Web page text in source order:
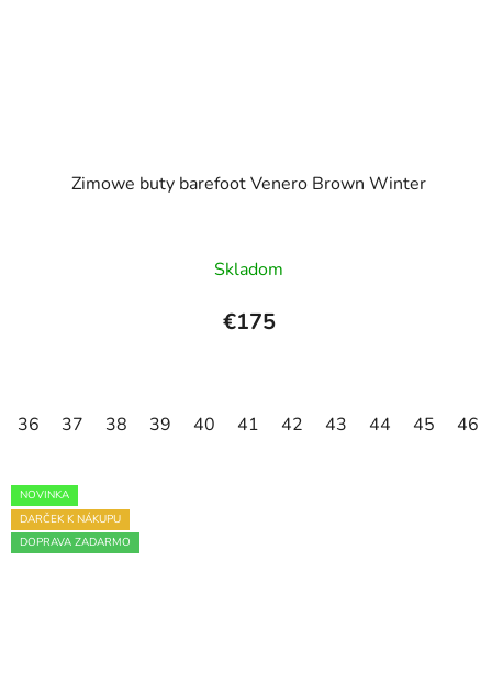
Zimowe buty barefoot Venero Brown Winter
Skladom
€175
36 37 38 39 40 41 42 43 44 45 46
NOVINKA
DARČEK K NÁKUPU
DOPRAVA ZADARMO